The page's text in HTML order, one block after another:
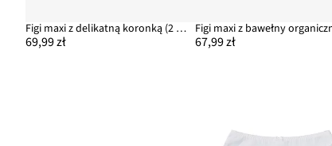
Figi maxi z delikatną koronką (2 pary)
69,99 zł 67,99 zł